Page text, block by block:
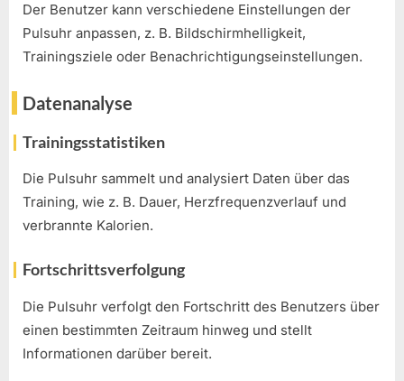
Der Benutzer kann verschiedene Einstellungen der
Pulsuhr anpassen, z. B. Bildschirmhelligkeit,
Trainingsziele oder Benachrichtigungseinstellungen.
Datenanalyse
Trainingsstatistiken
Die Pulsuhr sammelt und analysiert Daten über das
Training, wie z. B. Dauer, Herzfrequenzverlauf und
verbrannte Kalorien.
Fortschrittsverfolgung
Die Pulsuhr verfolgt den Fortschritt des Benutzers über
einen bestimmten Zeitraum hinweg und stellt
Informationen darüber bereit.